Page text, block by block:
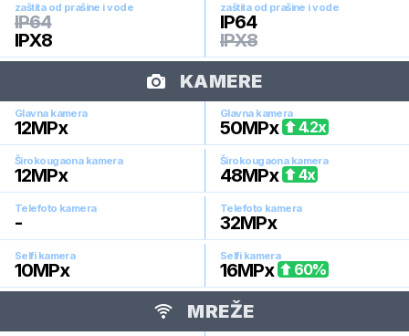
zaštita od prašine i vode
IP64
IPX8
zaštita od prašine i vode
IP64
IPX8
KAMERE
Glavna kamera
12MPx
Glavna kamera
50MPx 4.2x
Širokougaona kamera
12MPx
Širokougaona kamera
48MPx 4x
Telefoto kamera
-
Telefoto kamera
32MPx
Selfi kamera
10MPx
Selfi kamera
16MPx 60%
MREŽE